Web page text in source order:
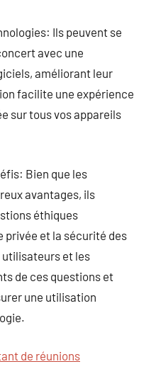
Ils peuvent se
avec une
améliorant leur
facilite une expérience
sur tous vos appareils
Bien que les
avantages, ils
éthiques
et la sécurité des
utilisateurs et les
de ces questions et
une utilisation
de réunions